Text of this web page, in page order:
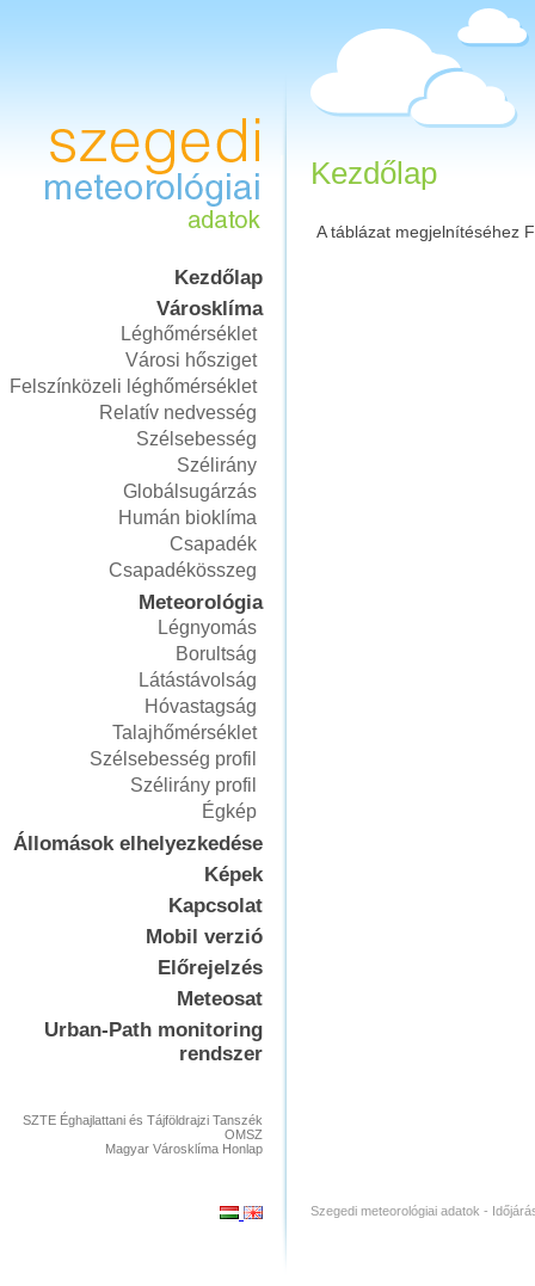
Kezdőlap
Városklíma
Léghőmérséklet
Városi hősziget
Felszínközeli léghőmérséklet
Relatív nedvesség
Szélsebesség
Szélirány
Globálsugárzás
Humán bioklíma
Csapadék
Csapadékösszeg
Meteorológia
Légnyomás
Borultság
Látástávolság
Hóvastagság
Talajhőmérséklet
Szélsebesség profil
Szélirány profil
Égkép
Állomások elhelyezkedése
Képek
Kapcsolat
Mobil verzió
Előrejelzés
Meteosat
Urban-Path monitoring
rendszer
SZTE Éghajlattani és Tájföldrajzi Tanszék
OMSZ
Magyar Városklíma Honlap
Kezdőlap
A táblázat megjelnítéséhez
Szegedi meteorológiai adatok -